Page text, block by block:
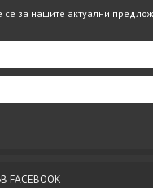
се за нашите актуални